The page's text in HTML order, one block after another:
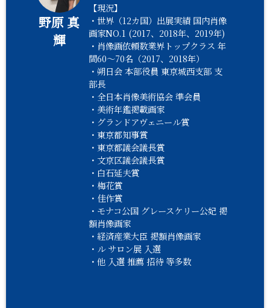
野原 真
輝
【現況】
・世界（12カ国）出展実績 国内肖像
画家NO.1 (2017、2018年、2019年)
・肖像画依頼数業界トップクラス 年
間60〜70名（2017、2018年）
・朔日会 本部役員 東京城西支部 支
部長
・全日本肖像美術協会 準会員
・美術年鑑掲載画家
・グランドアヴェニール賞
・東京都知事賞
・東京都議会議長賞
・文京区議会議長賞
・白石延夫賞
・梅花賞
・佳作賞
・モナコ公国 グレースケリー公妃 掲
額肖像画家
・経済産業大臣 掲額肖像画家
・ル サロン展 入選
・他 入選 推薦 招待 等多数